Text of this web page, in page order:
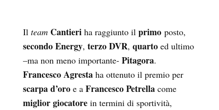
Il team Cantieri ha raggiunto il primo posto,
secondo Energy, terzo DVR, quarto ed ultimo
–ma non meno importante- Pitagora.
Francesco Agresta ha ottenuto il premio per
scarpa d’oro e a Francesco Petrella come
miglior giocatore in termini di sportività,